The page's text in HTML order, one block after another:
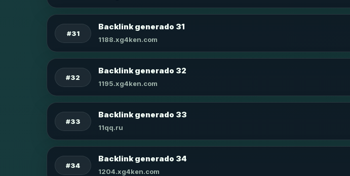
#31
Backlink generado 31
1188.xg4ken.com
#32
Backlink generado 32
1195.xg4ken.com
#33
Backlink generado 33
11qq.ru
#34
Backlink generado 34
1204.xg4ken.com